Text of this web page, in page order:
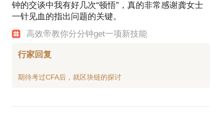
钟的交谈中我有好几次“顿悟”，真的非常感谢龚女士
一针见血的指出问题的关键。
高效帝教你分分钟get一项新技能
行家回复